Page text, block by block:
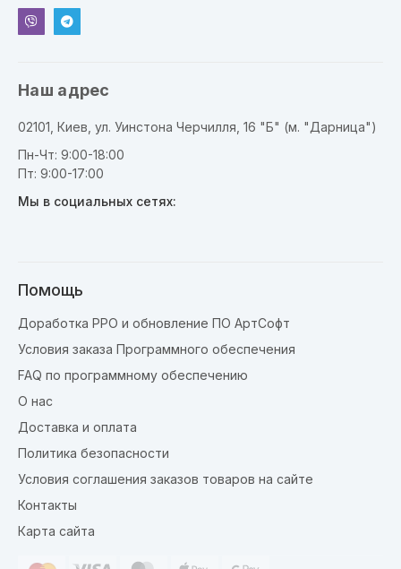
Наш адрес
02101, Киев, ул. Уинстона Черчилля, 16 "Б" (м. "Дарница")
Пн-Чт: 9:00-18:00
Пт: 9:00-17:00
Мы в социальных сетях:
Помощь
Доработка РРО и обновление ПО АртСофт
Условия заказа Программного обеспечения
FAQ по программному обеспечению
О нас
Доставка и оплата
Политика безопасности
Условия соглашения заказов товаров на сайте
Контакты
Карта сайта